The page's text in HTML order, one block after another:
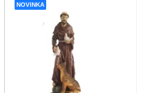
NOVINKA